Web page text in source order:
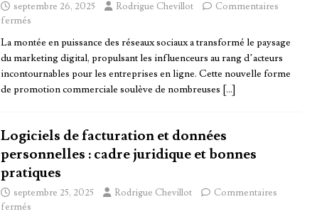
septembre 26, 2025 Rodrigue Chevillot
Commentaires
fermés
La montée en puissance des réseaux sociaux a transformé le paysage
du marketing digital, propulsant les influenceurs au rang d’acteurs
incontournables pour les entreprises en ligne. Cette nouvelle forme
de promotion commerciale soulève de nombreuses […]
Logiciels de facturation et données
personnelles : cadre juridique et bonnes
pratiques
septembre 25, 2025 Rodrigue Chevillot
Commentaires
fermés